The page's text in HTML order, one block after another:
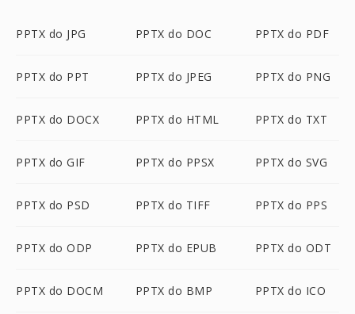
PPTX do JPG PPTX do DOC PPTX do PDF
PPTX do PPT PPTX do JPEG PPTX do PNG
PPTX do DOCX PPTX do HTML PPTX do TXT
PPTX do GIF PPTX do PPSX PPTX do SVG
PPTX do PSD PPTX do TIFF PPTX do PPS
PPTX do ODP PPTX do EPUB PPTX do ODT
PPTX do DOCM PPTX do BMP PPTX do ICO